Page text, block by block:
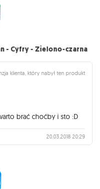
- Cyfry - Zielono-czarna
klienta, który nabył ten produkt
brać choćby i sto :D
20.03.2018 20:29